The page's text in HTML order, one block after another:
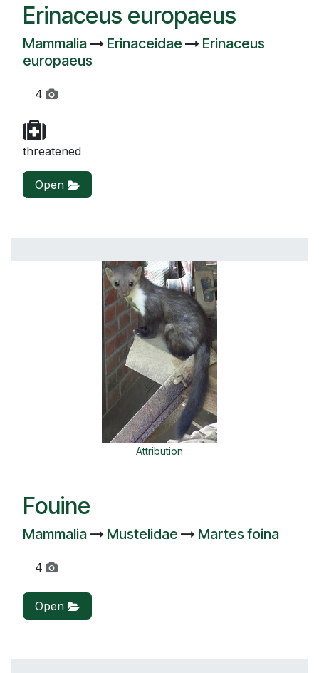
Erinaceus europaeus
Mammalia Erinaceidae
Erinaceus
europaeus
4
threatened
Open
Attribution
Fouine
Mammalia Mustelidae Martes foina
4
Open